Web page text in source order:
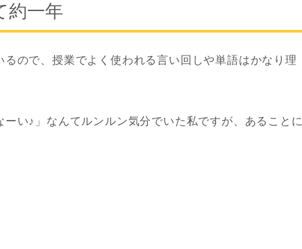
約一年
ので、授業でよく使われる言い回しや単語はかなり理
ーい♪」なんてルンルン気分でいた私ですが、あることに